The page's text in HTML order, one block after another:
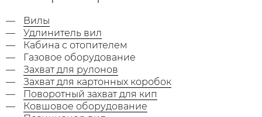
Вилы
Удлинитель вил
Кабина с отопителем
Газовое оборудование
Захват для рулонов
Захват для картонных коробок
Поворотный захват для кип
Ковшовое оборудование